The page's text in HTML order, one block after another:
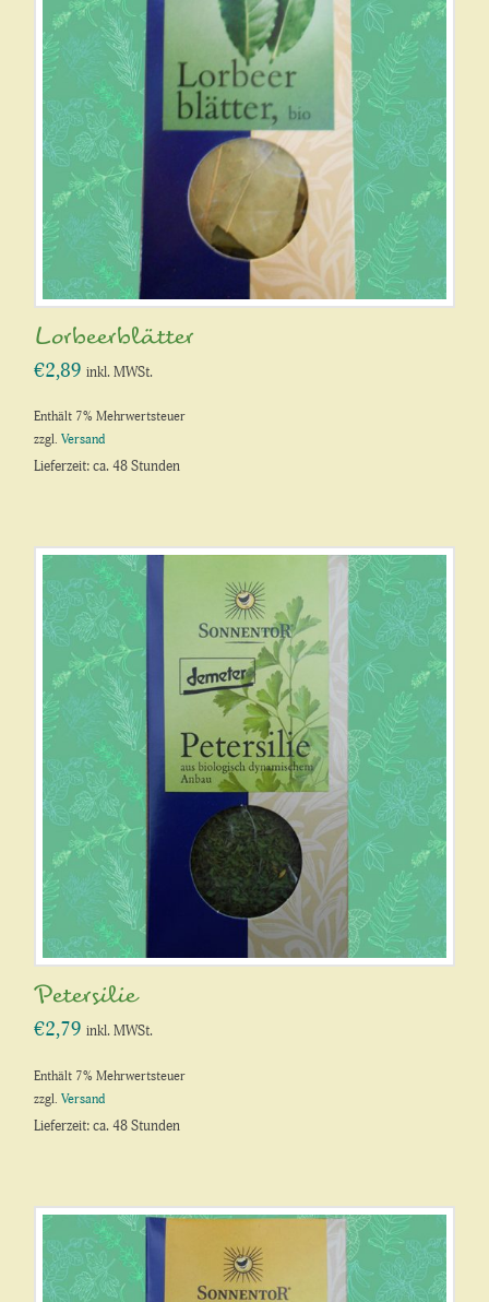
Lorbeerblätter
€2,89 inkl. MWSt.
Enthält 7% Mehrwertsteuer
zzgl.Versand
Lieferzeit: ca. 48 Stunden
Petersilie
€2,79 inkl. MWSt.
Enthält 7% Mehrwertsteuer
zzgl.Versand
Lieferzeit: ca. 48 Stunden